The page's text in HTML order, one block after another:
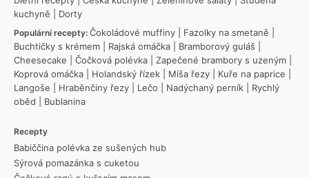
kuchyně
Dorty
Populární recepty: Čokoládové muffiny Fazolky na smetaně
Buchtičky s krémem
Rajská omáčka Bramborový guláš
Cheesecake
Čočková polévka Zapečené brambory s uzeným
Koprová omáčka
Holandský řízek Míša řezy Kuře na paprice
Langoše
Hraběnčiny řezy Lečo Nadýchaný perník
Rychlý
oběd
Bublanina
Recepty
Babiččina polévka ze sušených hub
Sýrová pomazánka s cuketou